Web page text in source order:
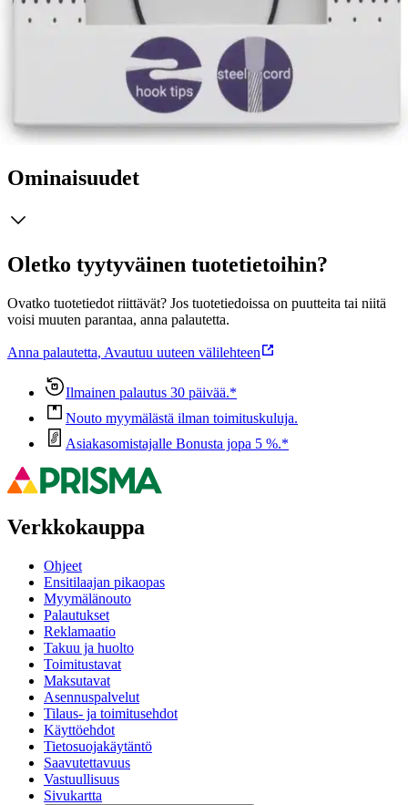
Ergonomisissa pyöröpuikoissa on pisarakärki, joka helpottaa
silmukoiden pysymistä puikoilla eikä lanka lohkeile. Lanka liukuu
sujuvasti ja työskentely on helppo aloittelijalle sekä nopeampaa
kokeneelle neulojalle. Materiaali on korkealaatuista synteettistä
materiaalia ja puikot ovat erittäin kevyet, hiljaiset, joustavat ja
kestävät. Puikon muovipäällysteinen teräskaapeli pysyy suorana
eikä kierry spiraalille neuloessa.
Ominaisuudet
Oletko tyytyväinen tuotetietoihin?
Ovatko tuotetiedot riittävät? Jos tuotetiedoissa on puutteita tai niitä
voisi muuten parantaa, anna palautetta.
Anna palautetta, Avautuu uuteen välilehteen
Ilmainen palautus 30 päivää.*
Nouto myymälästä ilman toimituskuluja.
Asiakasomistajalle Bonusta jopa 5 %.*
Verkkokauppa
Ohjeet
Ensitilaajan pikaopas
Myymälänouto
Palautukset
Reklamaatio
Takuu ja huolto
Toimitustavat
Maksutavat
Asennuspalvelut
Tilaus- ja toimitusehdot
Käyttöehdot
Tietosuojakäytäntö
Saavutettavuus
Vastuullisuus
Sivukartta